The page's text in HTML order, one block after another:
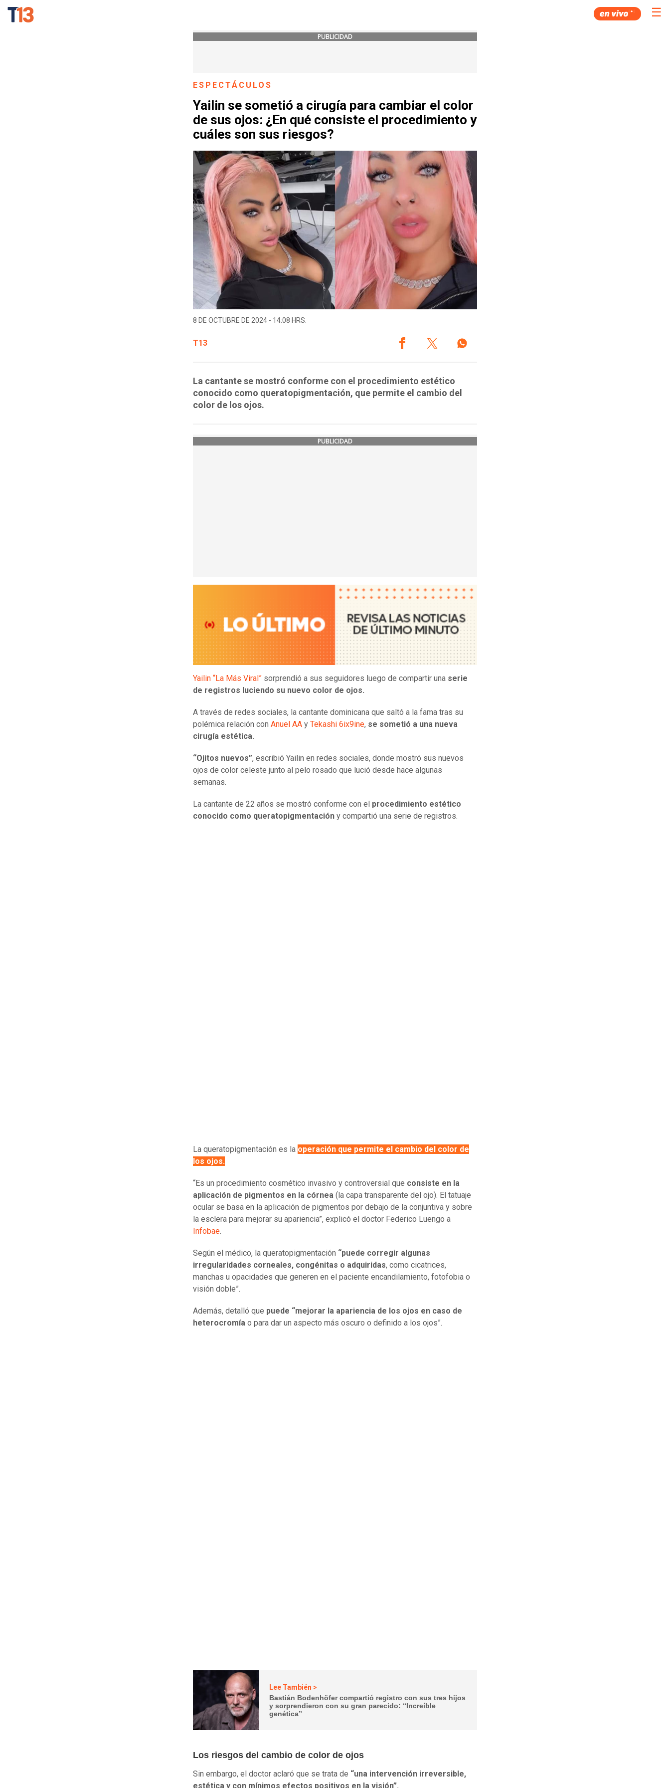
☰
PUBLICIDAD
ESPECTÁCULOS
Yailin se sometió a cirugía para cambiar el color
de sus ojos: ¿En qué consiste el procedimiento y
cuáles son sus riesgos?
8 DE OCTUBRE DE 2024 - 14:08 HRS.
T13
La cantante se mostró conforme con el procedimiento estético
conocido como queratopigmentación, que permite el cambio del
color de los ojos.
PUBLICIDAD
Yailin “La Más Viral” sorprendió a sus seguidores luego de compartir una serie
de registros luciendo su nuevo color de ojos.
A través de redes sociales, la cantante dominicana que saltó a la fama tras su
polémica relación con Anuel AA y Tekashi 6ix9ine, se sometió a una nueva
cirugía estética.
“Ojitos nuevos”, escribió Yailin en redes sociales, donde mostró sus nuevos
ojos de color celeste junto al pelo rosado que lució desde hace algunas
semanas.
La cantante de 22 años se mostró conforme con el procedimiento estético
conocido como queratopigmentación y compartió una serie de registros.
La queratopigmentación es la operación que permite el cambio del color de
los ojos.
“Es un procedimiento cosmético invasivo y controversial que consiste en la
aplicación de pigmentos en la córnea (la capa transparente del ojo). El tatuaje
ocular se basa en la aplicación de pigmentos por debajo de la conjuntiva y sobre
la esclera para mejorar su apariencia”, explicó el doctor Federico Luengo a
Infobae.
Según el médico, la queratopigmentación “puede corregir algunas
irregularidades corneales, congénitas o adquiridas, como cicatrices,
manchas u opacidades que generen en el paciente encandilamiento, fotofobia o
visión doble”.
Además, detalló que puede “mejorar la apariencia de los ojos en caso de
heterocromía o para dar un aspecto más oscuro o definido a los ojos”.
Lee También >
Bastián Bodenhöfer compartió registro con sus tres hijos
y sorprendieron con su gran parecido: “Increíble
genética”
Los riesgos del cambio de color de ojos
Sin embargo, el doctor aclaró que se trata de “una intervención irreversible,
estética y con mínimos efectos positivos en la visión”.